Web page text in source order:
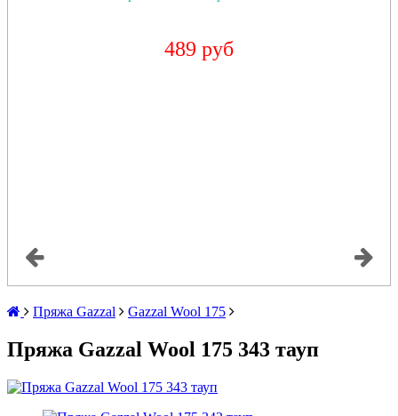
489 руб
Пряжа Gazzal Gazzal Wool 175
Пряжа Gazzal Wool 175 343 тауп